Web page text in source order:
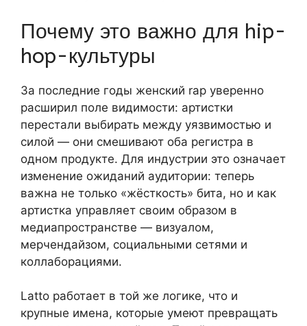
Почему это важно для hip-
hop-культуры
За последние годы женский rap уверенно
расширил поле видимости: артистки
перестали выбирать между уязвимостью и
силой — они смешивают оба регистра в
одном продукте. Для индустрии это означает
изменение ожиданий аудитории: теперь
важна не только «жёсткость» бита, но и как
артистка управляет своим образом в
медиапространстве — визуалом,
мерчендайзом, социальными сетями и
коллаборациями.
Latto работает в той же логике, что и
крупные имена, которые умеют превращать